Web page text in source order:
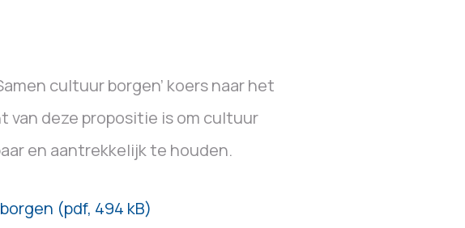
cultuur borgen’ koers naar het
deze propositie is om cultuur
en aantrekkelijk te houden.
(pdf, 494 kB)